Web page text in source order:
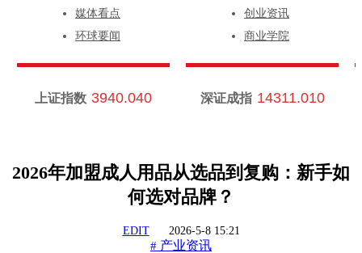
媒体看点
环球要闻
创业资讯
商业学院
上证指数 3940.040 深证成指 14311.010
2026年加盟成人用品从选品到复购：新手如
何选对品牌？
EDIT 2026-5-8 15:21
# 产业资讯